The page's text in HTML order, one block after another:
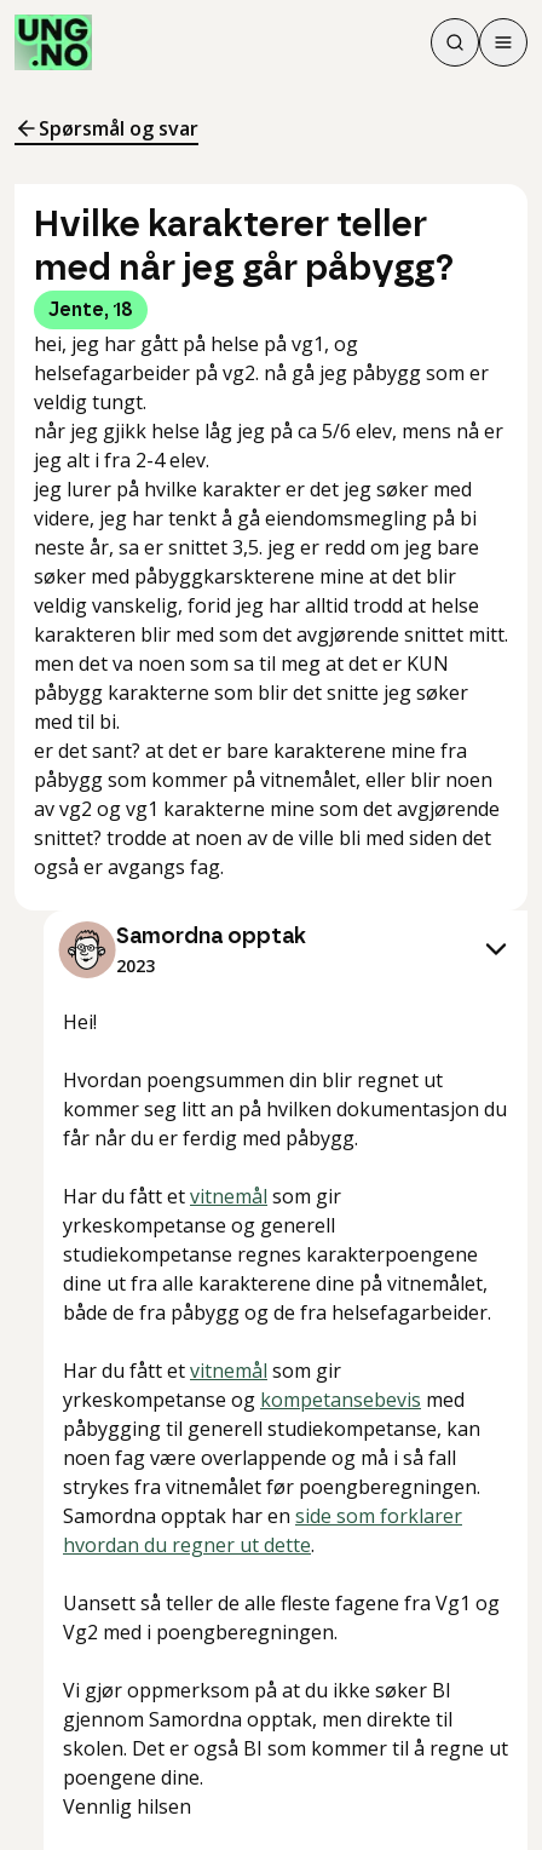
Søk
Søk
Meny
Spørsmål og svar
Hvilke karakterer teller
med når jeg går påbygg?
Jente, 18
hei, jeg har gått på helse på vg1, og
helsefagarbeider på vg2. nå gå jeg påbygg som er
veldig tungt.
når jeg gjikk helse låg jeg på ca 5/6 elev, mens nå er
jeg alt i fra 2-4 elev.
jeg lurer på hvilke karakter er det jeg søker med
videre, jeg har tenkt å gå eiendomsmegling på bi
neste år, sa er snittet 3,5. jeg er redd om jeg bare
søker med påbyggkarskterene mine at det blir
veldig vanskelig, forid jeg har alltid trodd at helse
karakteren blir med som det avgjørende snittet mitt.
men det va noen som sa til meg at det er KUN
påbygg karakterne som blir det snitte jeg søker
med til bi.
er det sant? at det er bare karakterene mine fra
påbygg som kommer på vitnemålet, eller blir noen
av vg2 og vg1 karakterne mine som det avgjørende
snittet? trodde at noen av de ville bli med siden det
også er avgangs fag.
Samordna opptak
2023
Hei!
Hvordan poengsummen din blir regnet ut
kommer seg litt an på hvilken dokumentasjon du
får når du er ferdig med påbygg.
Har du fått etvitnemål som gir
yrkeskompetanse og generell
studiekompetanse regnes karakterpoengene
dine ut fra alle karakterene dine på vitnemålet,
både de fra påbygg og de fra helsefagarbeider.
Har du fått etvitnemål som gir
yrkeskompetanse og kompetansebevis med
påbygging til generell studiekompetanse, kan
noen fag være overlappende og må i så fall
strykes fra vitnemålet før poengberegningen.
Samordna opptak har en side som forklarer
hvordan du regner ut dette.
Uansett så teller de alle fleste fagene fra Vg1 og
Vg2 med i poengberegningen.
Vi gjør oppmerksom på at du ikke søker BI
gjennom Samordna opptak, men direkte til
skolen. Det er også BI som kommer til å regne ut
poengene dine.
Vennlig hilsen